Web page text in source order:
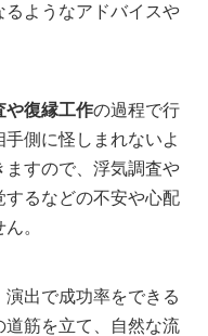
るようなアドバイスや
や復縁工作の過程で行
側に怪しまれないよ
ますので、浮気調査や
るなどの不安や心配
。
出で成功率をできる
道筋を立て、自然な流